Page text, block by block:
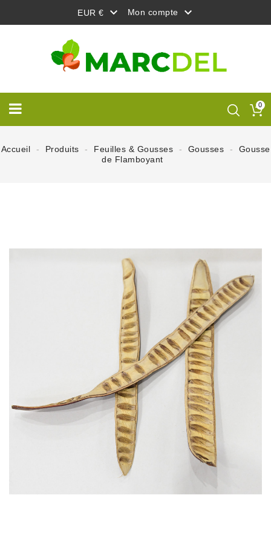
EUR €  Mon compte 
0
Accueil Produits Feuilles & Gousses Gousses
Gousse
de Flamboyant